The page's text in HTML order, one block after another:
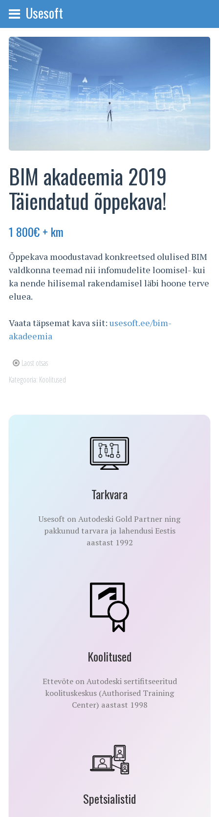
Usesoft
BIM akadeemia 2019
Täiendatud õppekava!
1 800€+ km
Õppekava moodustavad konkreetsed olulised BIM
valdkonna teemad nii infomudelite loomisel- kui
ka nende hilisemal rakendamisel läbi hoone terve
eluea.
Vaata täpsemat kava siit: usesoft.ee/bim-
akadeemia
Laost otsas
Kategooria: Koolitused
Tarkvara
Usesoft on Autodeski Gold Partner ning
pakkunud tarvara ja lahendusi Eestis
aastast 1992
Koolitused
Ettevõte on Autodeski sertifitseeritud
koolituskeskus (Authorised Training
Center) aastast 1998
Spetsialistid